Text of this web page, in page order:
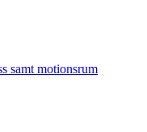
samt motionsrum